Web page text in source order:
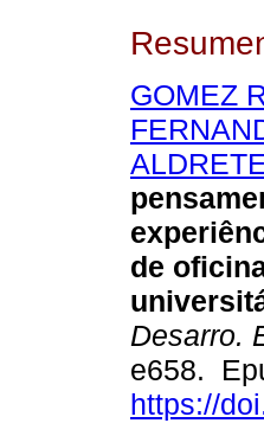
GOMEZ
de
Desarro.
e658.
https://